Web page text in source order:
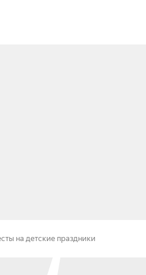
на детские праздники